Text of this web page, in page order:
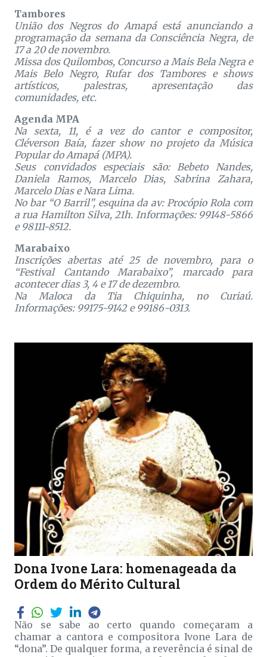
Tambores
União dos Negros do Amapá está anunciando a
programação da semana da Consciência Negra, de
17 a 20 de novembro.
Missa dos Quilombos, Concurso a Mais Bela Negra e
Mais Belo Negro, Rufar dos Tambores e shows
artísticos, palestras, apresentação das
comunidades, etc.
Agenda MPA
Na sexta, 11, é a vez do cantor e compositor,
Cléverson Baía, fazer show no projeto da Música
Popular do Amapá (MPA).
Seus convidados especiais são: Bebeto Nandes,
Daniela Ramos, Marcelo Dias, Sabrina Zahara,
Marcelo Dias e Nara Lima.
No bar “O Barril”, esquina da av: Procópio Rola com
a rua Hamilton Silva, 21h. Informações: 99148-5866
e 98111-8512.
Marabaixo
Inscrições abertas até 25 de novembro, para o
“Festival Cantando Marabaixo”, marcado para
acontecer dias 3, 4 e 17 de dezembro.
Na Maloca da Tia Chiquinha, no Curiaú.
Informações: 99175-9142 e 99186-0313.
Dona Ivone Lara: homenageada da
Ordem do Mérito Cultural
Não se sabe ao certo quando começaram a
chamar a cantora e compositora Ivone Lara de
“dona”. De qualquer forma, a reverência é sinal de